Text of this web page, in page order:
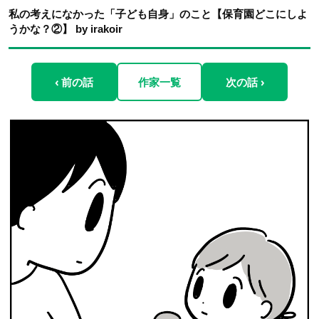
私の考えになかった「子ども自身」のこと【保育園どこにしよ
うかな？②】 by irakoir
‹ 前の話 作家一覧 次の話 ›